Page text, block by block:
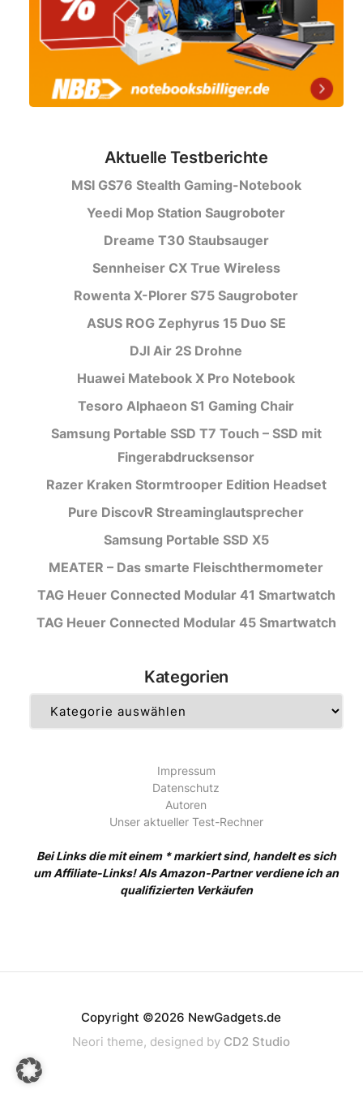
Aktuelle Testberichte
MSI GS76 Stealth Gaming-Notebook
Yeedi Mop Station Saugroboter
Dreame T30 Staubsauger
Sennheiser CX True Wireless
Rowenta X-Plorer S75 Saugroboter
ASUS ROG Zephyrus 15 Duo SE
DJI Air 2S Drohne
Huawei Matebook X Pro Notebook
Tesoro Alphaeon S1 Gaming Chair
Samsung Portable SSD T7 Touch – SSD mit
Fingerabdrucksensor
Razer Kraken Stormtrooper Edition Headset
Pure DiscovR Streaminglautsprecher
Samsung Portable SSD X5
MEATER – Das smarte Fleischthermometer
TAG Heuer Connected Modular 41 Smartwatch
TAG Heuer Connected Modular 45 Smartwatch
Kategorien
Impressum
Datenschutz
Autoren
Unser aktueller Test-Rechner
Bei Links die mit einem * markiert sind, handelt es sich
um Affiliate-Links! Als Amazon-Partner verdiene ich an
qualifizierten Verkäufen
Copyright ©2026 NewGadgets.de
Neori theme, designed by CD2 Studio